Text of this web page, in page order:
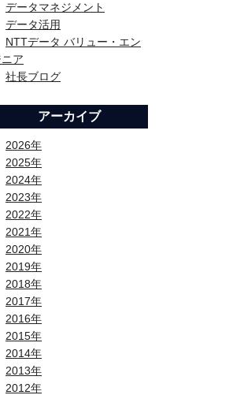
データマネジメント
データ活用
NTTデータ バリュー・エン
ア
社長ブログ
アーカイブ
2026年
2025年
2024年
2023年
2022年
2021年
2020年
2019年
2018年
2017年
2016年
2015年
2014年
2013年
2012年